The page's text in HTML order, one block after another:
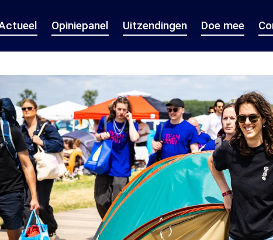
Opiniepanel Uitzendingen Doe mee